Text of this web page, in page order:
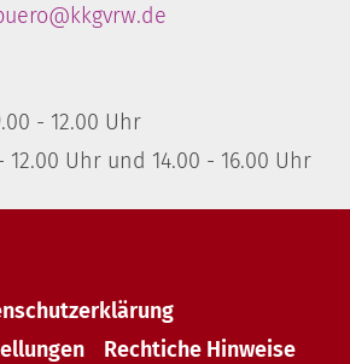
- 12.00 Uhr
12.00 Uhr und 14.00 - 16.00 Uhr
Rechtiche Hinweise